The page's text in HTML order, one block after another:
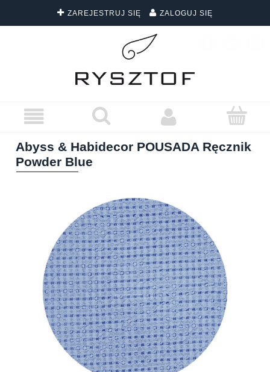
ZAREJESTRUJ SIĘ ZALOGUJ SIĘ
DARMOWA DOSTAWA WSZYSTKICH ZAMÓWIEŃ
Abyss & Habidecor POUSADA Ręcznik
Powder Blue